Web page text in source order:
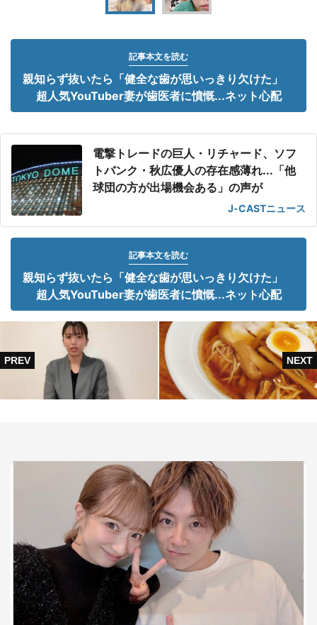
記事本文を読む
親知らず抜いたら「健全な歯が思いっきり欠けた」
超人気YouTuber妻が歯医者に憤慨...ネット心配
電撃トレードの巨人・リチャード、ソフ
トバンク・秋広優人の存在感薄れ...「他
球団の方が出場機会ある」の声が
J-CASTニュース
記事本文を読む
親知らず抜いたら「健全な歯が思いっきり欠けた」
超人気YouTuber妻が歯医者に憤慨...ネット心配